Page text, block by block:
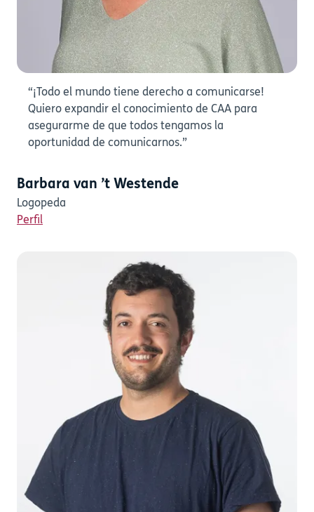
“¡Todo el mundo tiene derecho a comunicarse!
Quiero expandir el conocimiento de CAA para
asegurarme de que todos tengamos la
oportunidad de comunicarnos.”
Barbara van ’t Westende
Logopeda
Perfil